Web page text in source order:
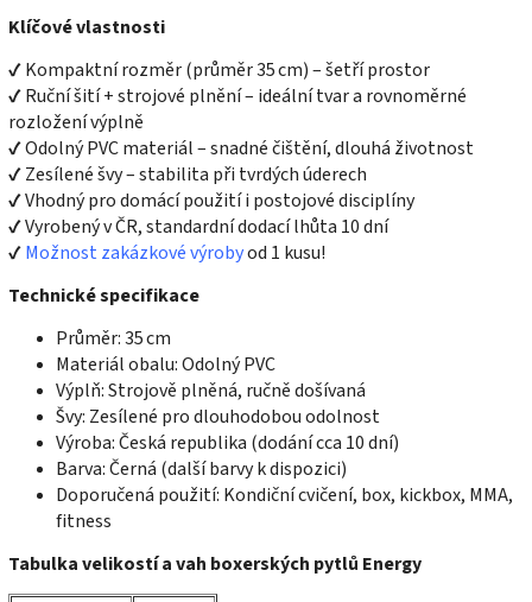
Klíčové vlastnosti
✔ Kompaktní rozměr (průměr 35 cm) – šetří prostor
✔ Ruční šití + strojové plnění – ideální tvar a rovnoměrné
rozložení výplně
✔ Odolný PVC materiál – snadné čištění, dlouhá životnost
✔ Zesílené švy – stabilita při tvrdých úderech
✔ Vhodný pro domácí použití i postojové disciplíny
✔ Vyrobený v ČR, standardní dodací lhůta 10 dní
✔Možnost zakázkové výrobyod 1 kusu!
Technické specifikace
Průměr: 35 cm
Materiál obalu: Odolný PVC
Výplň: Strojově plněná, ručně došívaná
Švy: Zesílené pro dlouhodobou odolnost
Výroba: Česká republika (dodání cca 10 dní)
Barva: Černá (další barvy k dispozici)
Doporučená použití: Kondiční cvičení, box, kickbox, MMA,
fitness
Tabulka velikostí a vah boxerských pytlů Energy